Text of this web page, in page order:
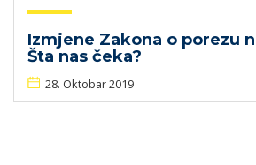
Izmjene Zakona o porezu
Šta nas čeka?
28. Oktobar 2019